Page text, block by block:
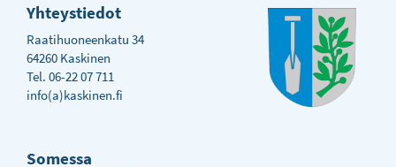
Yhteystiedot
Raatihuoneenkatu 34
64260 Kaskinen
Tel. 06-22 07 711
info(a)kaskinen.fi
Somessa